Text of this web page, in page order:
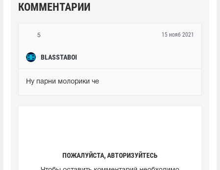
КОММЕНТАРИИ
5
BLASSTABOI
15 нояб 2021
Ну парни молорики че
ПОЖАЛУЙСТА, АВТОРИЗУЙТЕСЬ